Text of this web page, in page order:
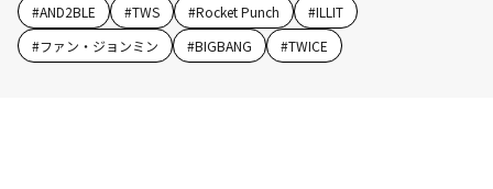
#AND2BLE #TWS #Rocket Punch #ILLIT
#ファン・ジョンミン #BIGBANG #TWICE